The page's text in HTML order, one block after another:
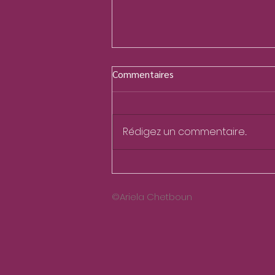
Commentaires
Rédigez un commentaire...
©Ariela Chetboun